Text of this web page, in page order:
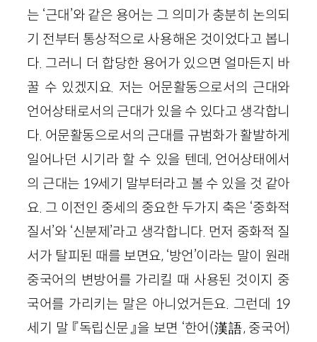
는 ‘근대’와 같은 용어는 그 의미가 충분히 논의되
기 전부터 통상적으로 사용해온 것이었다고 봅니
다. 그러니 더 합당한 용어가 있으면 얼마든지 바
꿀 수 있겠지요. 저는 어문활동으로서의 근대와
언어상태로서의 근대가 있을 수 있다고 생각합니
다. 어문활동으로서의 근대를 규범화가 활발하게
일어나던 시기라 할 수 있을 텐데, 언어상태에서
의 근대는 19세기 말부터라고 볼 수 있을 것 같아
요. 그 이전인 중세의 중요한 두가지 축은 ‘중화적
질서’와 ‘신분제’라고 생각합니다. 먼저 중화적 질
서가 탈피된 때를 보면요, ‘방언’이라는 말이 원래
중국어의 변방어를 가리킬 때 사용된 것이지 중
국어를 가리키는 말은 아니었거든요. 그런데 19
세기 말 『독립신문』을 보면 ‘한어(漢語, 중국어)